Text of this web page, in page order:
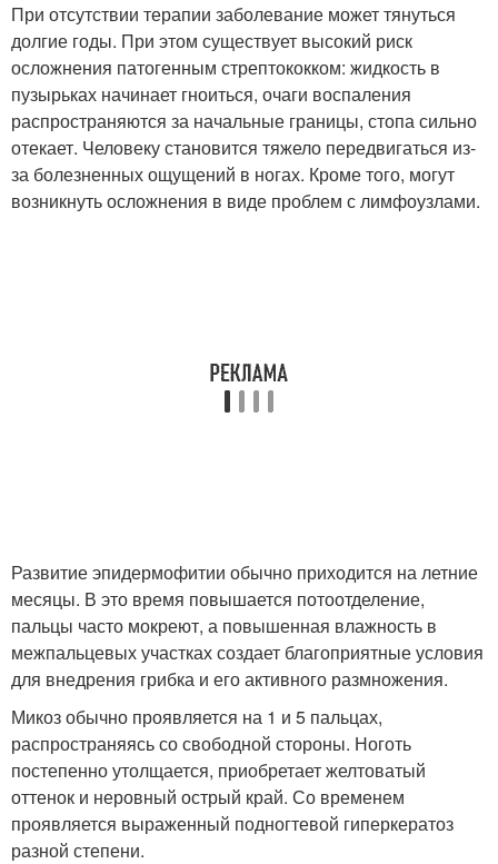
При отсутствии терапии заболевание может тянуться
долгие годы. При этом существует высокий риск
осложнения патогенным стрептококком: жидкость в
пузырьках начинает гноиться, очаги воспаления
распространяются за начальные границы, стопа сильно
отекает. Человеку становится тяжело передвигаться из-
за болезненных ощущений в ногах. Кроме того, могут
возникнуть осложнения в виде проблем с лимфоузлами.
Развитие эпидермофитии обычно приходится на летние
месяцы. В это время повышается потоотделение,
пальцы часто мокреют, а повышенная влажность в
межпальцевых участках создает благоприятные условия
для внедрения грибка и его активного размножения.
Микоз обычно проявляется на 1 и 5 пальцах,
распространяясь со свободной стороны. Ноготь
постепенно утолщается, приобретает желтоватый
оттенок и неровный острый край. Со временем
проявляется выраженный подногтевой гиперкератоз
разной степени.